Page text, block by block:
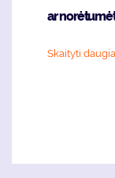
ar
Skaityti